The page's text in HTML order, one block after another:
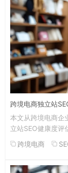
跨境电商独立站
本文从跨境电商企
立站SEO健康度评
跨境电商